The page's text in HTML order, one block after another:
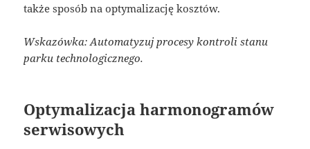
także sposób na optymalizację kosztów.
Wskazówka: Automatyzuj procesy kontroli stanu
parku technologicznego.
Optymalizacja harmonogramów
serwisowych